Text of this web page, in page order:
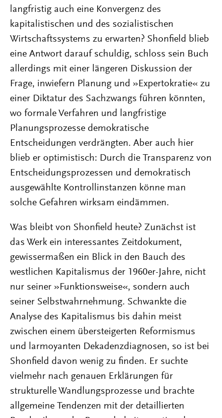
langfristig auch eine Konvergenz des
kapitalistischen und des sozialistischen
Wirtschaftssystems zu erwarten? Shonfield blieb
eine Antwort darauf schuldig, schloss sein Buch
allerdings mit einer längeren Diskussion der
Frage, inwiefern Planung und »Expertokratie« zu
einer Diktatur des Sachzwangs führen könnten,
wo formale Verfahren und langfristige
Planungsprozesse demokratische
Entscheidungen verdrängten. Aber auch hier
blieb er optimistisch: Durch die Transparenz von
Entscheidungsprozessen und demokratisch
ausgewählte Kontrollinstanzen könne man
solche Gefahren wirksam eindämmen.
Was bleibt von Shonfield heute? Zunächst ist
das Werk ein interessantes Zeitdokument,
gewissermaßen ein Blick in den Bauch des
westlichen Kapitalismus der 1960er-Jahre, nicht
nur seiner »Funktionsweise«, sondern auch
seiner Selbstwahrnehmung. Schwankte die
Analyse des Kapitalismus bis dahin meist
zwischen einem übersteigerten Reformismus
und larmoyanten Dekadenzdiagnosen, so ist bei
Shonfield davon wenig zu finden. Er suchte
vielmehr nach genauen Erklärungen für
strukturelle Wandlungsprozesse und brachte
allgemeine Tendenzen mit der detaillierten